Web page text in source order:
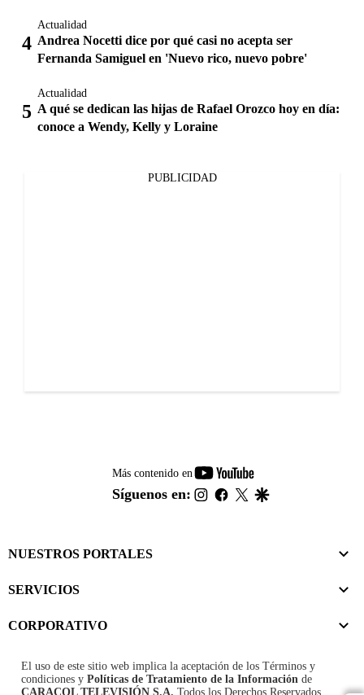
Actualidad
Andrea Nocetti dice por qué casi no acepta ser
Fernanda Samiguel en 'Nuevo rico, nuevo pobre'
Actualidad
A qué se dedican las hijas de Rafael Orozco hoy en día:
conoce a Wendy, Kelly y Loraine
PUBLICIDAD
Más contenido en
youtube-
footer
Síguenos en: instagram
facebook
twitter
NUESTROS PORTALES
SERVICIOS
CORPORATIVO
El uso de este sitio web implica la aceptación de los Términos y
condiciones y Políticas de Tratamiento de la Información de
CARACOL TELEVISIÓN S.A. Todos los Derechos Reservados